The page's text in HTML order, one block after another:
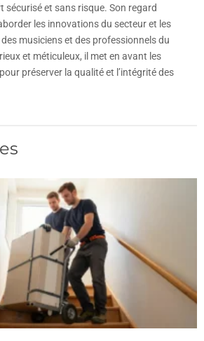
et sans risque. Son regard
les innovations du secteur et les
musiciens et des professionnels du
et méticuleux, il met en avant les
préserver la qualité et l’intégrité des